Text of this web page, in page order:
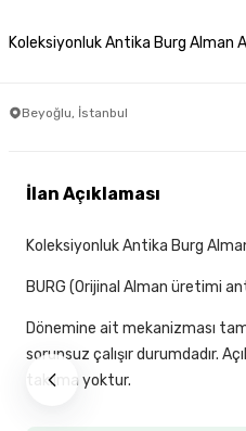
Koleksiyonluk Antika Burg Alman
Beyoğlu, İstanbul
İlan Açıklaması
Koleksiyonluk Antika Burg
BURG (Orijinal Alman üretimi
Dönemine ait mekanizması
sorunsuz çalışır durumdadır.
takılma yoktur.